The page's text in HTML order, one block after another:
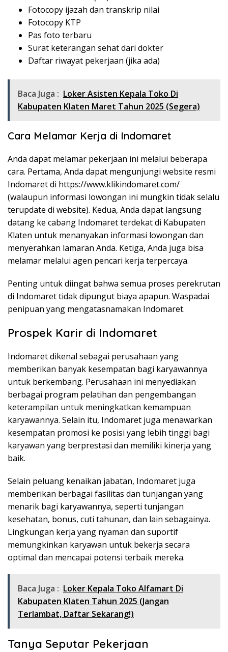
Fotocopy ijazah dan transkrip nilai
Fotocopy KTP
Pas foto terbaru
Surat keterangan sehat dari dokter
Daftar riwayat pekerjaan (jika ada)
Baca Juga : Loker Asisten Kepala Toko Di
Kabupaten Klaten Maret Tahun 2025 (Segera)
Cara Melamar Kerja di Indomaret
Anda dapat melamar pekerjaan ini melalui beberapa
cara. Pertama, Anda dapat mengunjungi website resmi
Indomaret di https://www.klikindomaret.com/
(walaupun informasi lowongan ini mungkin tidak selalu
terupdate di website). Kedua, Anda dapat langsung
datang ke cabang Indomaret terdekat di Kabupaten
Klaten untuk menanyakan informasi lowongan dan
menyerahkan lamaran Anda. Ketiga, Anda juga bisa
melamar melalui agen pencari kerja terpercaya.
Penting untuk diingat bahwa semua proses perekrutan
di Indomaret tidak dipungut biaya apapun. Waspadai
penipuan yang mengatasnamakan Indomaret.
Prospek Karir di Indomaret
Indomaret dikenal sebagai perusahaan yang
memberikan banyak kesempatan bagi karyawannya
untuk berkembang. Perusahaan ini menyediakan
berbagai program pelatihan dan pengembangan
keterampilan untuk meningkatkan kemampuan
karyawannya. Selain itu, Indomaret juga menawarkan
kesempatan promosi ke posisi yang lebih tinggi bagi
karyawan yang berprestasi dan memiliki kinerja yang
baik.
Selain peluang kenaikan jabatan, Indomaret juga
memberikan berbagai fasilitas dan tunjangan yang
menarik bagi karyawannya, seperti tunjangan
kesehatan, bonus, cuti tahunan, dan lain sebagainya.
Lingkungan kerja yang nyaman dan suportif
memungkinkan karyawan untuk bekerja secara
optimal dan mencapai potensi terbaik mereka.
Baca Juga : Loker Kepala Toko Alfamart Di
Kabupaten Klaten Tahun 2025 (Jangan
Terlambat, Daftar Sekarang!)
Tanya Seputar Pekerjaan